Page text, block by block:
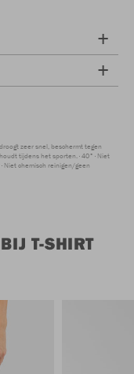
zeer snel, beschermt tegen
tijdens het sporten. 40° Niet
Niet chemisch reinigen/geen
T-SHIRT